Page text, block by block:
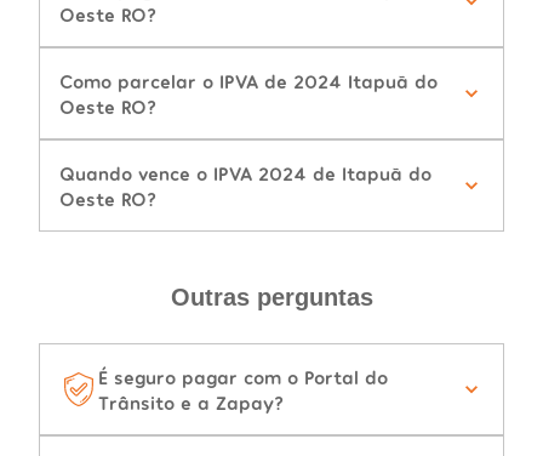
Oeste RO?
Como parcelar o IPVA de 2024 Itapuã do
Oeste RO?
Quando vence o IPVA 2024 de Itapuã do
Oeste RO?
Outras perguntas
É seguro pagar com o Portal do
Trânsito e a Zapay?